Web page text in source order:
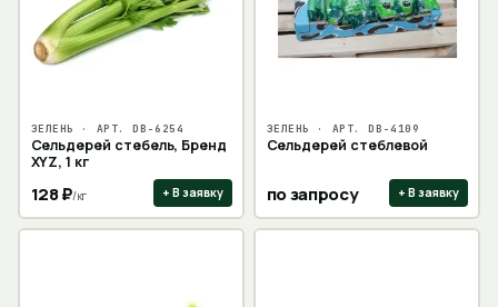
ЗЕЛЕНЬ · АРТ.DB-6254
Сельдерей стебель, Бренд
XYZ, 1 кг
128₽/кг + В заявку
ЗЕЛЕНЬ · АРТ.DB-4109
Сельдерей стеблевой
по запросу + В заявку